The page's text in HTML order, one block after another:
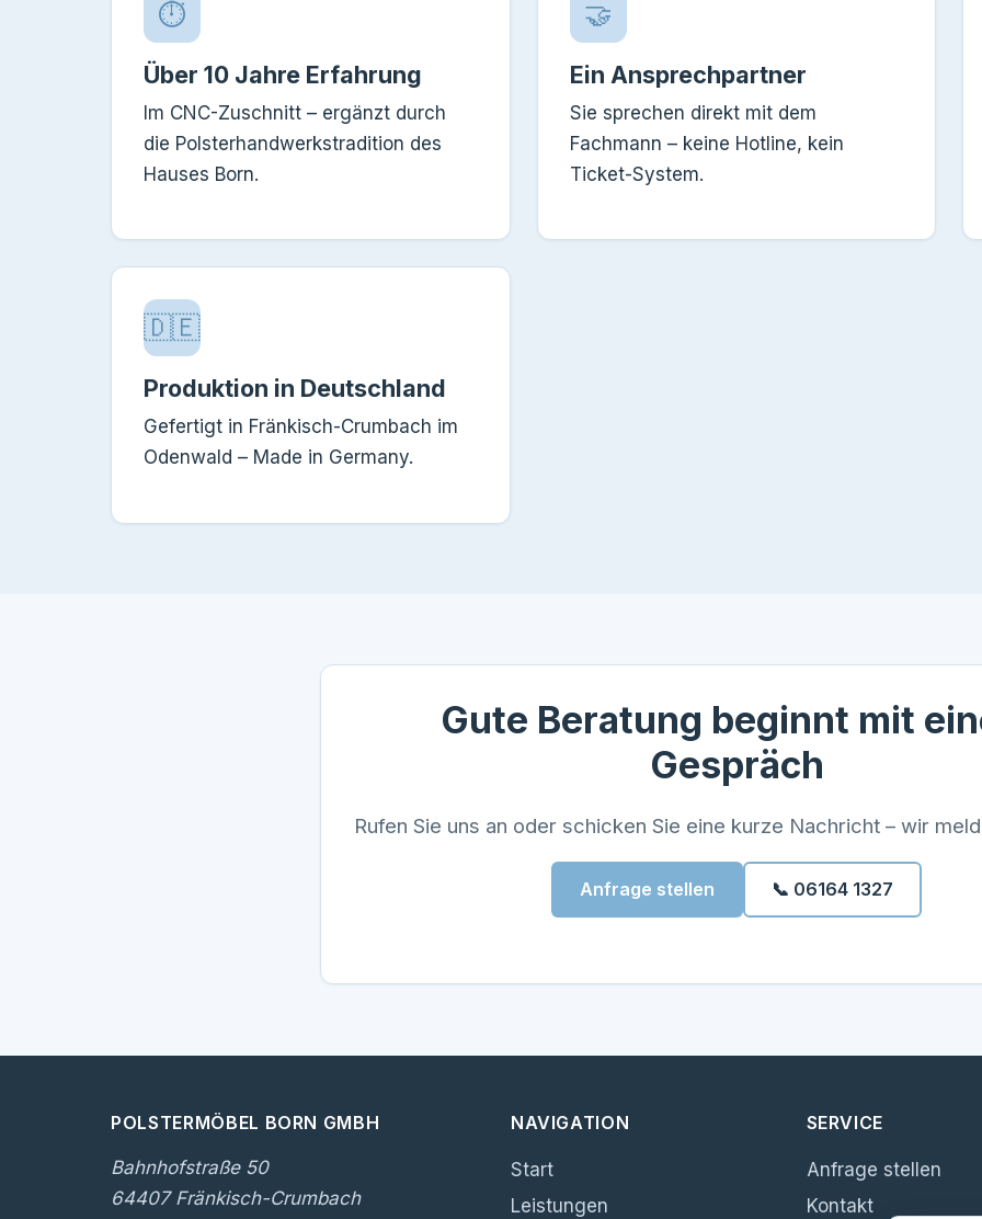
⏱
Über 10 Jahre Erfahrung
Im CNC-Zuschnitt – ergänzt durch
die Polsterhandwerks­tradition des
Hauses Born.
🤝
Ein Ansprechpartner
Sie sprechen direkt mit dem
Fachmann – keine Hotline, kein
Ticket-System.
🇩🇪
Produktion in Deutschland
Gefertigt in Fränkisch-Crumbach im
Odenwald – Made in Germany.
Gute Beratung beginnt mit
Gespräch
Rufen Sie uns an oder schicken Sie eine kurze Nachricht – wir
Anfrage stellen 📞 06164 1327
POLSTERMÖBEL BORN GMBH
Bahnhofstraße 50
64407 Fränkisch-Crumbach
NAVIGATION
Start
Leistungen
SERVICE
Anfrage stellen
Kontakt